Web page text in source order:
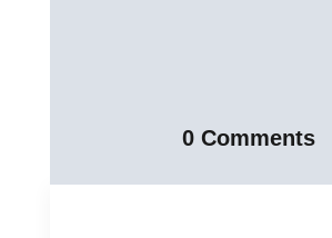
0 Comments